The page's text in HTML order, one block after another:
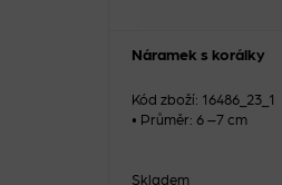
Náramek s korálky
Kód zboží: 16486_23_1
• Průměr: 6 –7 cm
Skladem